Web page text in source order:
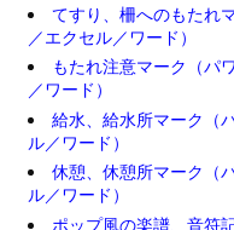
てすり、柵へのもたれ
／エクセル／ワード）
もたれ注意マーク（パ
／ワード）
給水、給水所マーク（
ル／ワード）
休憩、休憩所マーク（
ル／ワード）
ポップ風の楽譜、音符